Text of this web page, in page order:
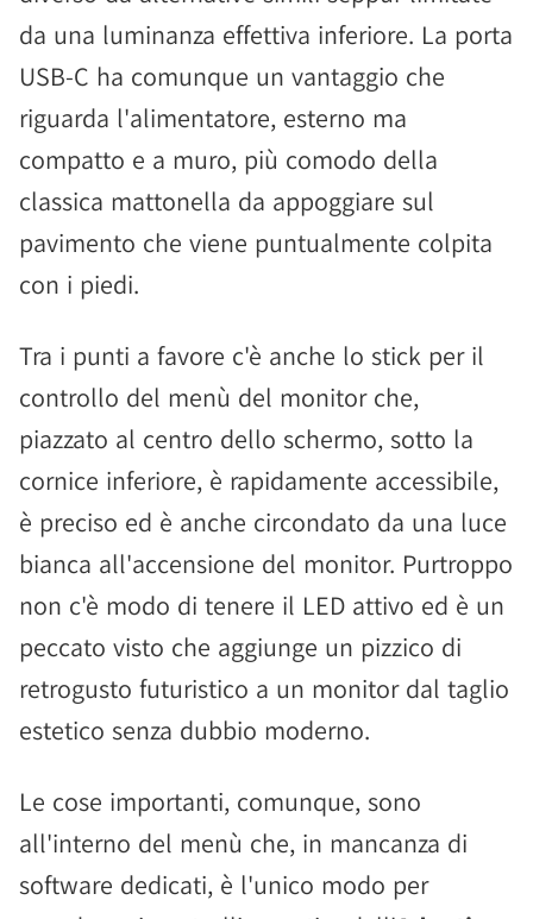
da una luminanza effettiva inferiore. La porta
USB-C ha comunque un vantaggio che
riguarda l'alimentatore, esterno ma
compatto e a muro, più comodo della
classica mattonella da appoggiare sul
pavimento che viene puntualmente colpita
con i piedi.
Tra i punti a favore c'è anche lo stick per il
controllo del menù del monitor che,
piazzato al centro dello schermo, sotto la
cornice inferiore, è rapidamente accessibile,
è preciso ed è anche circondato da una luce
bianca all'accensione del monitor. Purtroppo
non c'è modo di tenere il LED attivo ed è un
peccato visto che aggiunge un pizzico di
retrogusto futuristico a un monitor dal taglio
estetico senza dubbio moderno.
Le cose importanti, comunque, sono
all'interno del menù che, in mancanza di
software dedicati, è l'unico modo per